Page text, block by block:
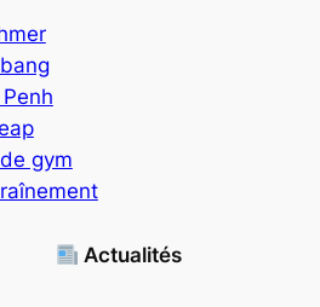
gym
Actualités